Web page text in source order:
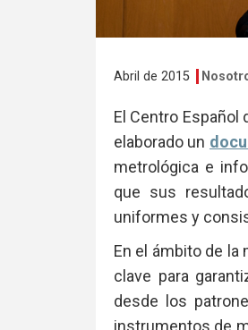
Abril de 2015
El Centro Español
elaborado un
metrológica e
que sus
uniformes y
En el ámbito de la
clave para
desde los
instrumentos de